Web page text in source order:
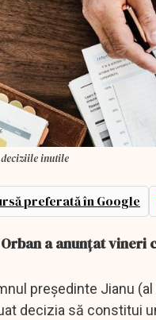
inutile
preferată în Google
a anunţat
preşedinte Jianu
decizia să constitui